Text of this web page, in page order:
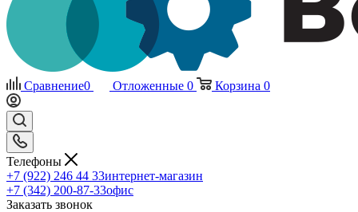
Сравнение0 Отложенные 0 Корзина 0
Телефоны
+7 (922) 246 44 33интернет-магазин
+7 (342) 200-87-33офис
Заказать звонок